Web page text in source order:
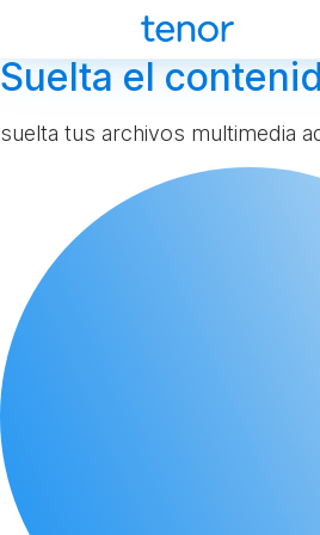
Suelta el
suelta tus archivos multimedia